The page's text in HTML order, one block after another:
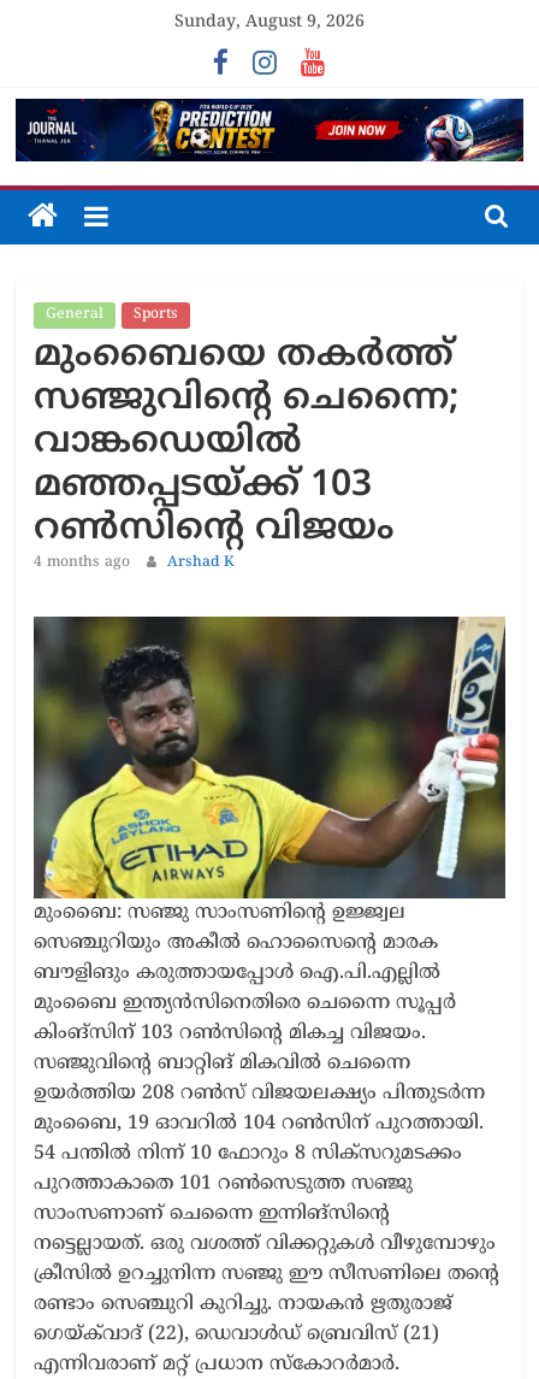
Sunday, August 9, 2026
The
Unfolding
The
Truth
General Sports
മുംബൈയെ തകർത്ത്
സഞ്ജുവിന്റെ ചെന്നൈ;
വാങ്കഡെയിൽ
മഞ്ഞപ്പടയ്ക്ക് 103
റൺസിന്റെ വിജയം
4 months ago Arshad K
മുംബൈ: സഞ്ജു സാംസണിന്റെ ഉജ്ജ്വല
സെഞ്ചുറിയും അകീൽ ഹൊസൈന്റെ മാരക
ബൗളിങും കരുത്തായപ്പോൾ ഐ.പി.എല്ലിൽ
മുംബൈ ഇന്ത്യൻസിനെതിരെ ചെന്നൈ സൂപ്പർ
കിംങ്സിന് 103 റൺസിന്റെ മികച്ച വിജയം.
സഞ്ജുവിന്റെ ബാറ്റിങ് മികവിൽ ചെന്നൈ
ഉയർത്തിയ 208 റൺസ് വിജയലക്ഷ്യം പിന്തുടർന്ന
മുംബൈ, 19 ഓവറിൽ 104 റൺസിന് പുറത്തായി.
54 പന്തിൽ നിന്ന് 10 ഫോറും 8 സിക്സറുമടക്കം
പുറത്താകാതെ 101 റൺസെടുത്ത സഞ്ജു
സാംസണാണ് ചെന്നൈ ഇന്നിങ്സിന്റെ
നട്ടെല്ലായത്. ഒരു വശത്ത് വിക്കറ്റുകൾ വീഴുമ്പോഴും
ക്രീസിൽ ഉറച്ചുനിന്ന സഞ്ജു ഈ സീസണിലെ തന്റെ
രണ്ടാം സെഞ്ചുറി കുറിച്ചു. നായകൻ ഋതുരാജ്
ഗെയ്‌ക്‌വാദ് (22), ഡെവാൾഡ് ബ്രെവിസ് (21)
എന്നിവരാണ് മറ്റ് പ്രധാന സ്കോറർമാർ.